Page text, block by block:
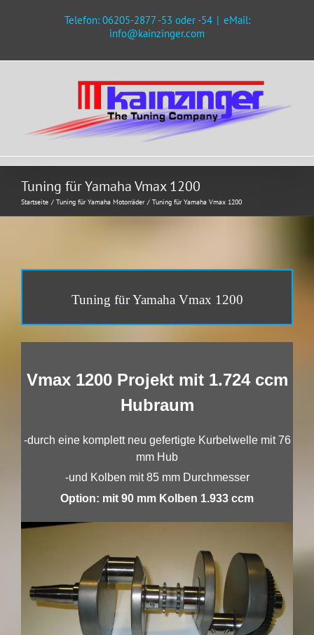
Telefon: 06205-2877 -53 oder -54 | eMail:
info@kainzinger.com
Tuning für Yamaha Vmax 1200
Startseite Tuning für Yamaha Motorräder Tuning für Yamaha Vmax 1200
Tuning für Yamaha Vmax 1200
Vmax 1200 Projekt mit 1.724 ccm
Hubraum
-durch eine komplett neu gefertigte Kurbelwelle mit 76
mm Hub
-und Kolben mit 85 mm Durchmesser
Option: mit 90 mm Kolben 1.933 ccm